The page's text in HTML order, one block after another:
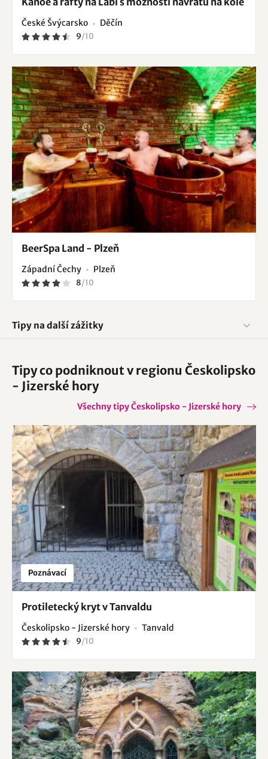
České Švýcarsko Děčín
9/10
BeerSpa Land - Plzeň
Západní Čechy Plzeň
8/10
Tipy na další zážitky
Tipy co podniknout v regionu Českolipsko
- Jizerské hory
Všechny tipy Českolipsko - Jizerské hory
Poznávací
Protiletecký kryt v Tanvaldu
Českolipsko - Jizerské hory Tanvald
9/10